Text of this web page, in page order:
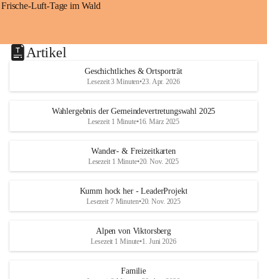
Frische-Luft-Tage im Wald
Artikel
Geschichtliches & Ortsporträt
Lesezeit 3 Minuten•23. Apr. 2026
Wahlergebnis der Gemeindevertretungswahl 2025
Lesezeit 1 Minute•16. März 2025
Wander- & Freizeitkarten
Lesezeit 1 Minute•20. Nov. 2025
Kumm hock her - LeaderProjekt
Lesezeit 7 Minuten•20. Nov. 2025
Alpen von Viktorsberg
Lesezeit 1 Minute•1. Juni 2026
Familie